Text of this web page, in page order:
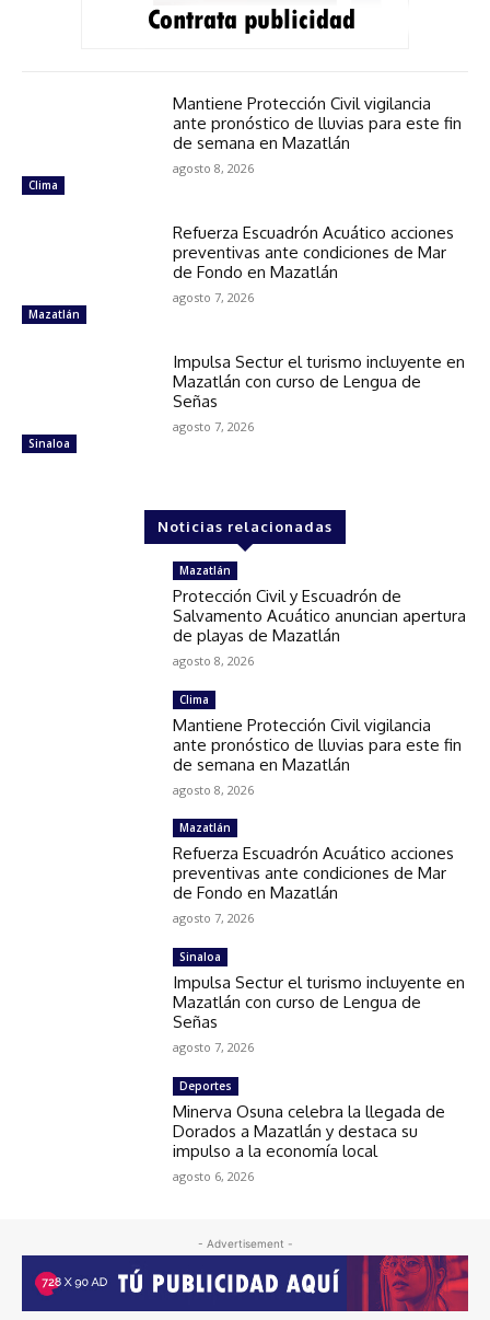
Clima
Mantiene Protección Civil vigilancia
ante pronóstico de lluvias para este fin
de semana en Mazatlán
agosto 8, 2026
Mazatlán
Refuerza Escuadrón Acuático acciones
preventivas ante condiciones de Mar
de Fondo en Mazatlán
agosto 7, 2026
Sinaloa
Impulsa Sectur el turismo incluyente en
Mazatlán con curso de Lengua de
Señas
agosto 7, 2026
Noticias relacionadas
Mazatlán
Protección Civil y Escuadrón de
Salvamento Acuático anuncian apertura
de playas de Mazatlán
agosto 8, 2026
Clima
Mantiene Protección Civil vigilancia
ante pronóstico de lluvias para este fin
de semana en Mazatlán
agosto 8, 2026
Mazatlán
Refuerza Escuadrón Acuático acciones
preventivas ante condiciones de Mar
de Fondo en Mazatlán
agosto 7, 2026
Sinaloa
Impulsa Sectur el turismo incluyente en
Mazatlán con curso de Lengua de
Señas
agosto 7, 2026
Deportes
Minerva Osuna celebra la llegada de
Dorados a Mazatlán y destaca su
impulso a la economía local
agosto 6, 2026
- Advertisement -